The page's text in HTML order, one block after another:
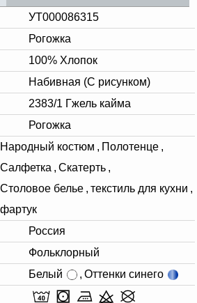
УТ000086315
Рогожка
100% Хлопок
Набивная (С рисунком)
2383/1 Гжель кайма
Рогожка
Народный костюм , Полотенце ,
Салфетка , Скатерть ,
Столовое белье , текстиль для кухни ,
фартук
Россия
Фольклорный
Белый , Оттенки синего